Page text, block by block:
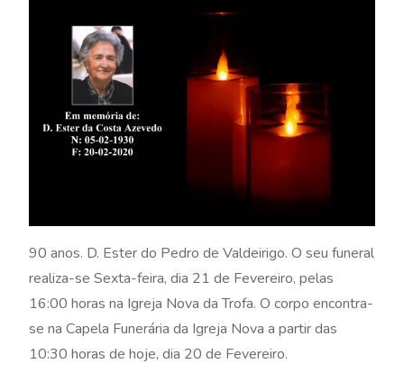
90 anos. D. Ester do Pedro de Valdeirigo. O seu funeral
realiza-se Sexta-feira, dia 21 de Fevereiro, pelas
16:00 horas na Igreja Nova da Trofa. O corpo encontra-
se na Capela Funerária da Igreja Nova a partir das
10:30 horas de hoje, dia 20 de Fevereiro.